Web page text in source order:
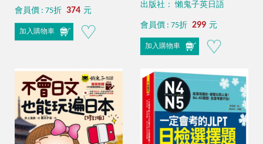
筆）
會員價 : 75折 374 元
加入購物車
出版社： 懶鬼子英日語
會員價 : 75折 299 元
加入購物車